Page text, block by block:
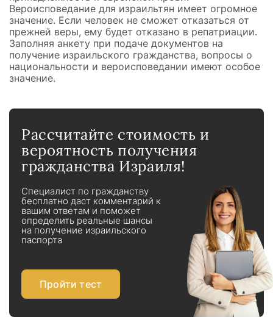
Вероисповедание для израильтян имеет огромное
значение. Если человек не сможет отказаться от
прежней веры, ему будет отказано в репатриации.
Заполняя анкету при подаче документов на
получение израильского гражданства, вопросы о
национальности и вероисповедании имеют особое
значение.
Рассчитайте стоимость и
вероятность получения
гражданства Израиля!
Специалист по гражданству
бесплатно даст комментарий к
вашим ответам и поможет
определить реальные шансы
на получение израильского
паспорта
Пройти тест